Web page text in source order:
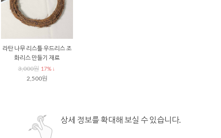
라탄 나무 리스틀 우드리스 조
화리스 만들기 재료
3,000원 17% ↓
2,500원
상세 정보를 확대해 보실 수 있습니다.